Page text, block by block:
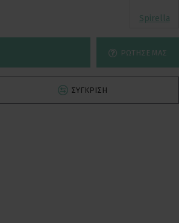
Spirella
ΡΏΤΗΣΕ ΜΑΣ
ΣΎΓΚΡΙΣΗ